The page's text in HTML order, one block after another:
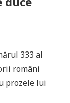
333 al
români
prozele lui